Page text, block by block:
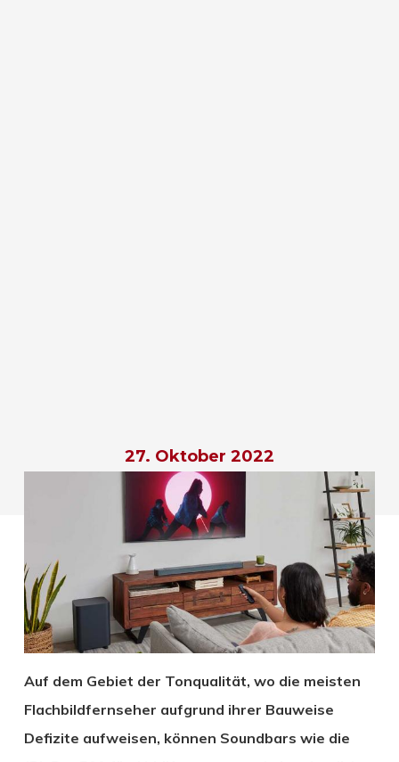
27. Oktober 2022
Auf dem Gebiet der Tonqualität, wo die meisten
Flachbildfernseher aufgrund ihrer Bauweise
Defizite aufweisen, können Soundbars wie die